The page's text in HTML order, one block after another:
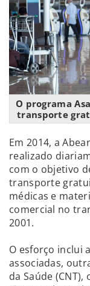
O programa
transporte
Em 2014, a
realizado
com o objetivo
transporte
médicas e
comercial no
2001.
O esforço inclui
associadas,
da Saúde